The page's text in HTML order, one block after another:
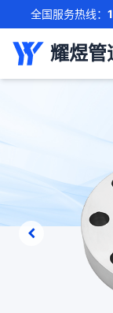
全国服务热线：
耀煜管
联系我们